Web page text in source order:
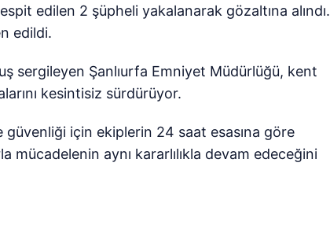
edilen 2 şüpheli yakalanarak gözaltına alındı.
edildi.
sergileyen Şanlıurfa Emniyet Müdürlüğü, kent
kesintisiz sürdürüyor.
için ekiplerin 24 saat esasına göre
mücadelenin aynı kararlılıkla devam edeceğini